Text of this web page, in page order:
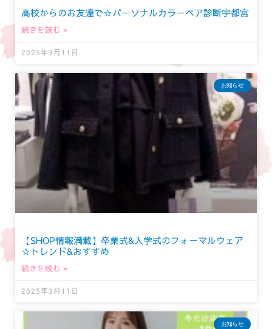
高校からのお友達で☆パーソナルカラーペア診断宇都宮
続きを読む »
2025年3月11日
お知らせ
【SHOP情報満載】卒業式&入学式のフォーマルウェア
☆トレンド&おすすめ
続きを読む »
2025年3月11日
お知らせ